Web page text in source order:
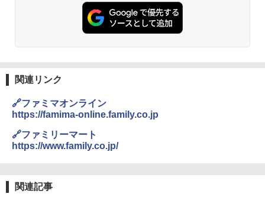
シャープ 過熱水蒸気 オーブンレンジ 23
L 1段調理 ブラック RE-WF232-B シンプ
ル操作 コンパクト 一人暮らし 二人暮ら
し らくチン!（絶対湿度）センサー ノン
フライ調理 トースト スチームあたため
[山善] スチームオーブンレンジ 省エネ
ーム調理 フラットテーブル トースト機
能 自動メニュー33種 簡単お手入れ ブラ
関連リンク
🔗ファミマオンライン
https://famima-online.family.co.jp
🔗ファミリーマート
https://www.family.co.jp/
関連記事